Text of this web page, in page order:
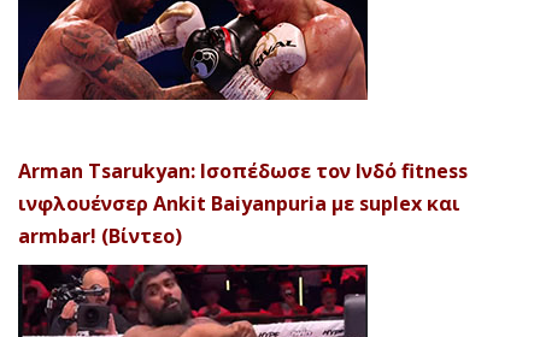
Arman Tsarukyan: Ισοπέδωσε τον Ινδό fitness
ινφλουένσερ Ankit Baiyanpuria με suplex και
armbar! (Βίντεο)